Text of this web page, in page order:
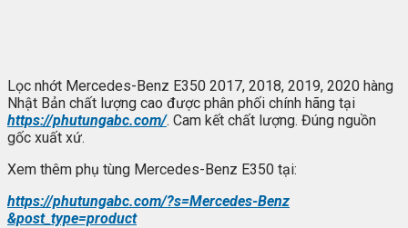
Lọc nhớt Mercedes-Benz E350 2017, 2018, 2019, 2020 hàng
Nhật Bản chất lượng cao được phân phối chính hãng tại
https://phutungabc.com/. Cam kết chất lượng. Đúng nguồn
gốc xuất xứ.
Xem thêm phụ tùng Mercedes-Benz E350 tại:
https://phutungabc.com/?s=Mercedes-Benz
&post_type=product